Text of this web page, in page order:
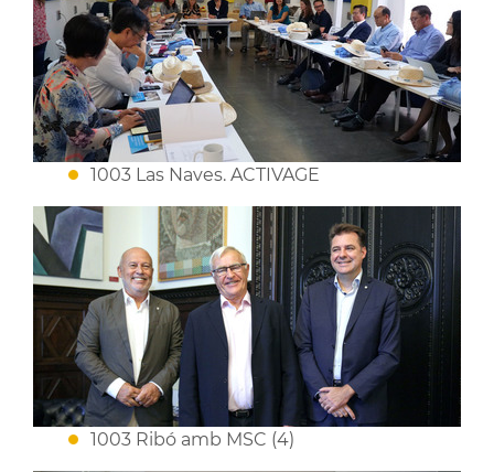
1003 Las Naves. ACTIVAGE
1003 Ribó amb MSC (4)